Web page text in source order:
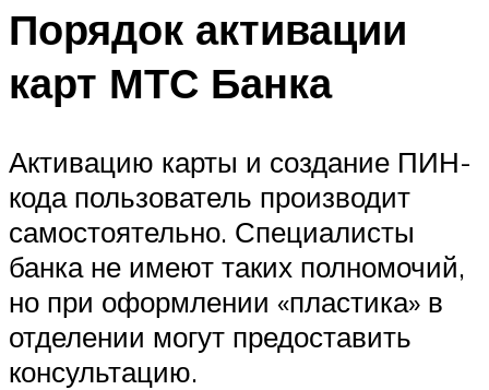
Порядок активации
карт МТС Банка
Активацию карты и создание ПИН-
кода пользователь производит
самостоятельно. Специалисты
банка не имеют таких полномочий,
но при оформлении «пластика» в
отделении могут предоставить
консультацию.